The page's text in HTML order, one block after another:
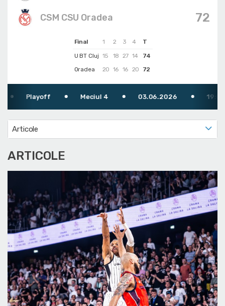
Final 1 2 3 4
T
U BT Cluj 15 18 27 14
74
Oradea
20 16 16 20 72
72
CSM CSU Oradea
Playoff Meciul 4 03.06.2026 19:00
Articole
ARTICOLE